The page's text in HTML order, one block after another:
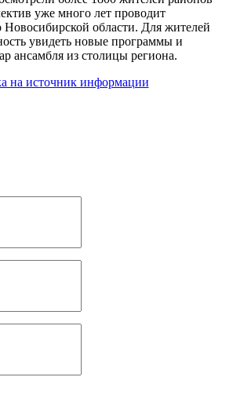
уже много лет проводит
Новосибирской области. Для жителей
увидеть новые программы и
ансамбля из столицы региона.
на источник информации